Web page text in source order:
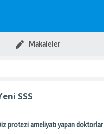
Makaleler
SSS
protezi ameliyatı yapan doktorlar